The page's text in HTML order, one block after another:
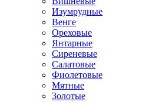
Изумрудные
Венге
Ореховые
Янтарные
Сиреневые
Салатовые
Фиолетовые
Мятные
Золотые